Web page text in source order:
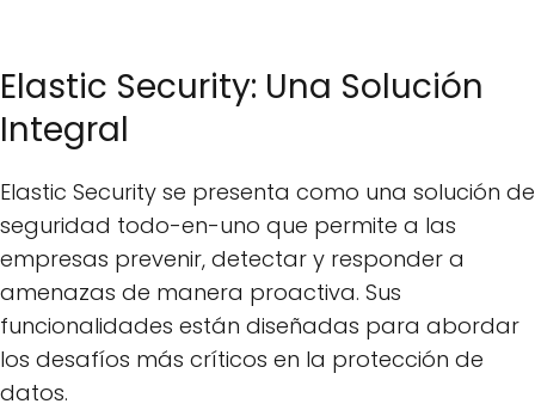
Elastic Security: Una Solución
Integral
Elastic Security se presenta como una solución de
seguridad todo-en-uno que permite a las
empresas prevenir, detectar y responder a
amenazas de manera proactiva. Sus
funcionalidades están diseñadas para abordar
los desafíos más críticos en la protección de
datos.